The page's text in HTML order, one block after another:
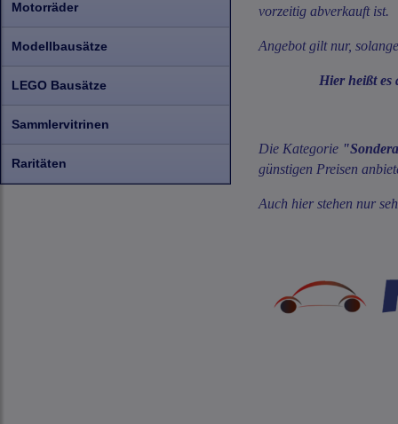
Motorräder
Modellbausätze
LEGO Bausätze
Sammlervitrinen
Raritäten
vorzeitig abverkauft ist.
Angebot gilt nur,
Hier heißt es also
Die Kategorie
günstigen Preisen
Auch hier stehen nur